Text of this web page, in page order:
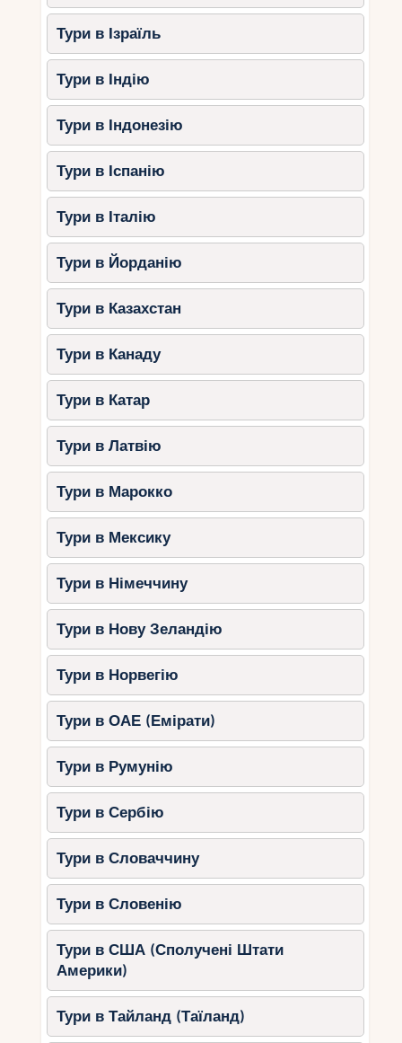
Тури в Ізраїль
Тури в Індію
Тури в Індонезію
Тури в Іспанію
Тури в Італію
Тури в Йорданію
Тури в Казахстан
Тури в Канаду
Тури в Катар
Тури в Латвію
Тури в Марокко
Тури в Мексику
Тури в Німеччину
Тури в Нову Зеландію
Тури в Норвегію
Тури в ОАЕ (Емірати)
Тури в Румунію
Тури в Сербію
Тури в Словаччину
Тури в Словенію
Тури в США (Сполучені Штати
Америки)
Тури в Тайланд (Таїланд)